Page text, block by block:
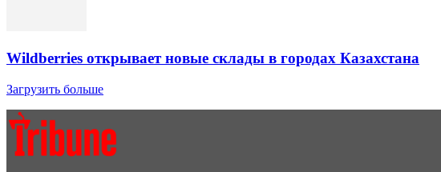
Wildberries открывает новые склады в городах Казахстана
Загрузить больше